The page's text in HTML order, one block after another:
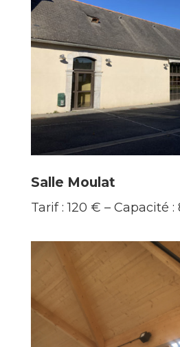
Salle Moulat
Tarif : 120 € – Capacité